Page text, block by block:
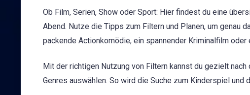
Ob Film, Serien, Show oder Sport: Hier findest du eine
Abend. Nutze die Tipps zum Filtern und Planen, um genau
packende Actionkomödie, ein spannender Kriminalfilm
Mit der richtigen Nutzung von Filtern kannst du gezielt
Genres auswählen. So wird die Suche zum Kinderspiel und